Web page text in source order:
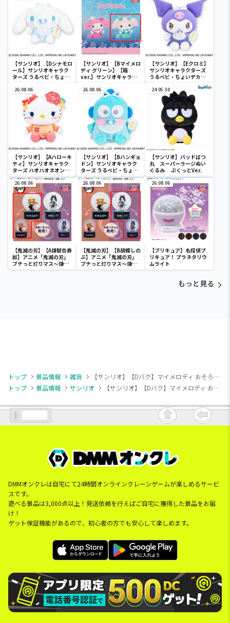
【サンリオ】【Dシナモロ
ール】サンリオキャラク
ターズ うるベビ・ちょい
【サンリオ】【Bマイメロ
ディ グリーン】【箱
ver.】サンリオキャラク
SOFVIMATES～マイメロ
ディ マーメイドver. ～
【サンリオ】【Eクロミ】
サンリオキャラクターズ
うるベビ・ちょいデカド
26.08.06
【サンリオ】【Aハローキ
ティ】サンリオキャラク
ターズ ハオハオネオンタ
ウンドールBIGタイプ1
26.08.06
【サンリオ】【Bハンギョ
ドン】サンリオキャラク
ターズ うるベビ・ちょい
デカドール
24.05.30
【サンリオ】バッドばつ
丸 スーパーラージぬい
ぐるみ ぷくっとVer.
26.08.06
【鬼滅の刃】【A煉獄杏寿
郎】アニメ「鬼滅の刃」
プチっと灯りマス～煉獄
杏寿郎・胡蝶しのぶ～
26.08.06
【鬼滅の刃】【B胡蝶しの
ぶ】アニメ「鬼滅の刃」
プチっと灯りマス～煉獄
杏寿郎・胡蝶しのぶ～
26.08.06
【プリキュア】名探偵プ
リキュア！ プラネタリウ
ムライト
もっと見る
トップ 景品情報 雑貨
【サンリオ】【Dバク】マイメロディ おそろリボンフェイスポシェット
トップ
景品情報 サンリオ 【サンリオ】【Dバク】マイメロディ おそろリボンフェイスポシェット
DMMオンクレは自宅にて24時間オンラインクレーンゲームが楽しめるサービ
スです。
遊べる景品は3,000点以上！発送依頼を行えばご自宅に獲得した景品をお届
け！
ゲット保証機能があるので、初心者の方でも安心して楽しめます。